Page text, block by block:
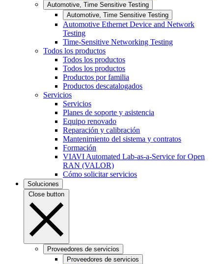
Automotive, Time Sensitive Testing
Automotive, Time Sensitive Testing
Automotive Ethernet Device and Network
Testing
Time-Sensitive Networking Testing
Todos los productos
Todos los productos
Todos los productos
Productos por familia
Productos descatalogados
Servicios
Servicios
Planes de soporte y asistencia
Equipo renovado
Reparación y calibración
Mantenimiento del sistema y contratos
Formación
VIAVI Automated Lab-as-a-Service for Open
RAN (VALOR)
Cómo solicitar servicios
Soluciones
Close button
Proveedores de servicios
Proveedores de servicios